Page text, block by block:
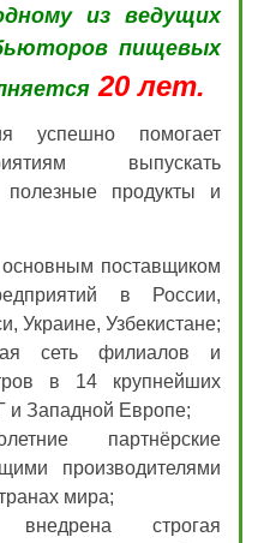
из ведущих
пищевых
20 лет.
успешно помогает
выпускать
полезные продукты и
поставщиком
в России,
Украине, Узбекистане;
сеть филиалов и
в 14 крупнейших
и Западной Европе;
партнёрские
производителями
мира;
строгая